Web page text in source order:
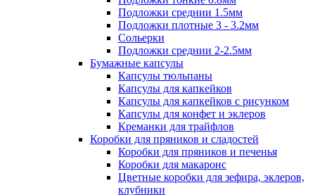
Подложки среднии 1.5мм
Подложки плотные 3 - 3.2мм
Сольерки
Подложки среднии 2-2.5мм
Бумажные капсулы
Капсулы тюльпаны
Капсулы для капкейков
Капсулы для капкейков с рисунком
Капсулы для конфет и эклеров
Креманки для трайфлов
Коробки для пряников и сладостей
Коробки для пряников и печенья
Коробки для макаронс
Цветные коробки для зефира, эклеров,
клубники